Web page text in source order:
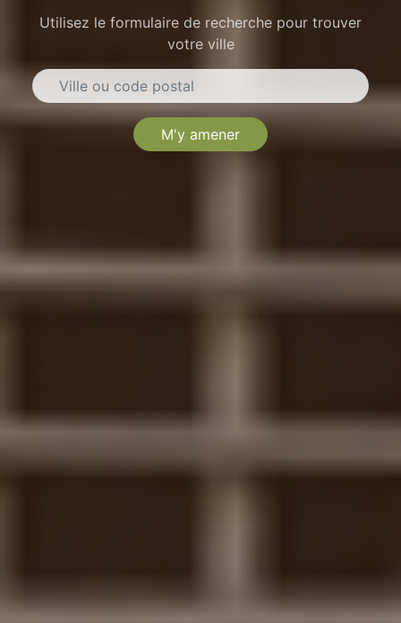
Utilisez le formulaire de recherche pour trouver
votre ville
M'y amener